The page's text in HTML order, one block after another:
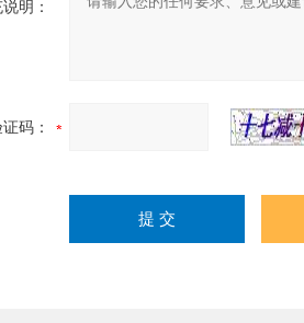
明：
码：